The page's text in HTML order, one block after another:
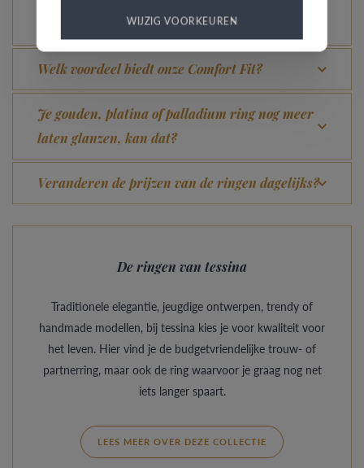
verandert in champagnekleur?
Welk voordeel biedt onze Comfort Fit?
Je gouden, platina of palladium ring nog meer
laten glanzen, kan dat?
Veranderen de prijzen van de ringen dagelijks?
De ringen van tessina
Traditionele elegantie, jeugdige ontwerpen, trendy of
handmade modellen, bij tessina kies je voor kwaliteit voor
het leven. Hier vind je de budgetvriendelijke trouw- of
partnerring, maar ook de ring waarvoor je graag nog net
iets langer spaart.
LEES MEER OVER DEZE COLLECTIE
WIJZIG VOORKEUREN